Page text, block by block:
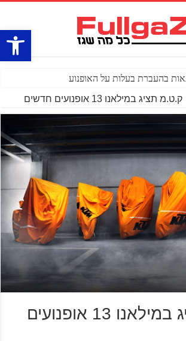
פתח
ק.ט.מ תציג במילאנו 13 אופנועים חדשים
ק.ט.מ תציג במילאנו 13 אופנועים